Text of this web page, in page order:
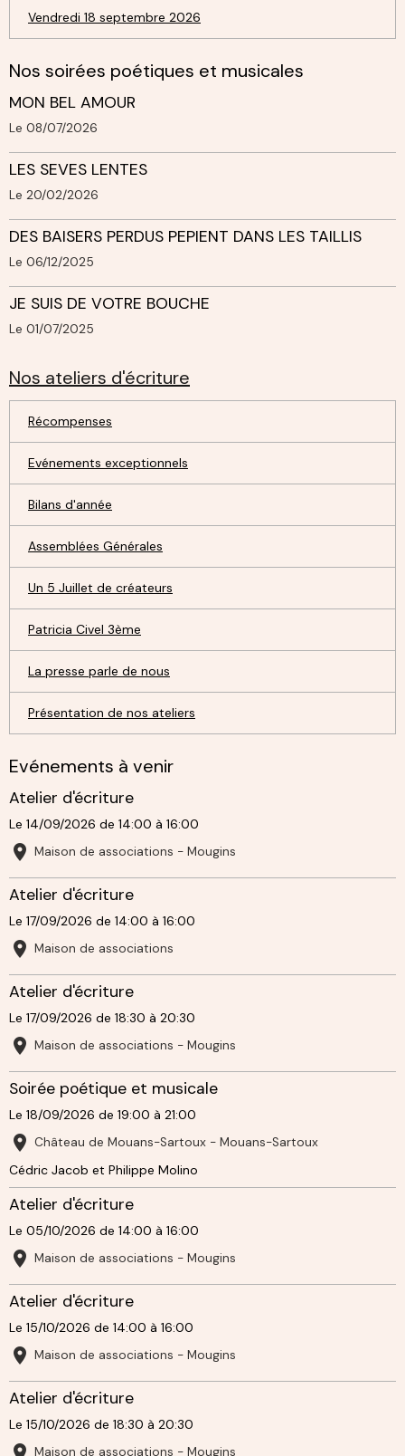
Vendredi 18 septembre 2026
Nos soirées poétiques et musicales
MON BEL AMOUR
Le 08/07/2026
LES SEVES LENTES
Le 20/02/2026
DES BAISERS PERDUS PEPIENT DANS LES TAILLIS
Le 06/12/2025
JE SUIS DE VOTRE BOUCHE
Le 01/07/2025
Nos ateliers d'écriture
Récompenses
Evénements exceptionnels
Bilans d'année
Assemblées Générales
Un 5 Juillet de créateurs
Patricia Civel 3ème
La presse parle de nous
Présentation de nos ateliers
Evénements à venir
Atelier d'écriture
Le 14/09/2026 de 14:00 à 16:00
Maison de associations - Mougins
Atelier d'écriture
Le 17/09/2026 de 14:00 à 16:00
Maison de associations
Atelier d'écriture
Le 17/09/2026 de 18:30 à 20:30
Maison de associations - Mougins
Soirée poétique et musicale
Le 18/09/2026 de 19:00 à 21:00
Château de Mouans-Sartoux - Mouans-Sartoux
Cédric Jacob et Philippe Molino
Atelier d'écriture
Le 05/10/2026 de 14:00 à 16:00
Maison de associations - Mougins
Atelier d'écriture
Le 15/10/2026 de 14:00 à 16:00
Maison de associations - Mougins
Atelier d'écriture
Le 15/10/2026 de 18:30 à 20:30
Maison de associations - Mougins